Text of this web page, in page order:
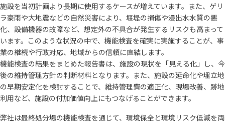
施設を当初計画より長期に使用するケースが増えています。また、ゲリ
ラ豪雨や大地震などの自然災害により、堰堤の損傷や浸出水水質の悪
化、設備機器の故障など、想定外の不具合が発生するリスクも高まって
います。このような状況の中で、機能検査を確実に実施することが、事
業の継続や行政対応、地域からの信頼に直結します。
機能検査の結果をまとめた報告書は、施設の現状を「見える化」し、今
後の維持管理方針の判断材料となります。また、施設の延命化や埋立地
の早期安定化を検討することで、維持管理費の適正化、現場改善、跡地
利用など、施設の付加価値向上にもつなげることができます。
弊社は最終処分場の機能検査を通じて、環境保全と環境リスク低減を両